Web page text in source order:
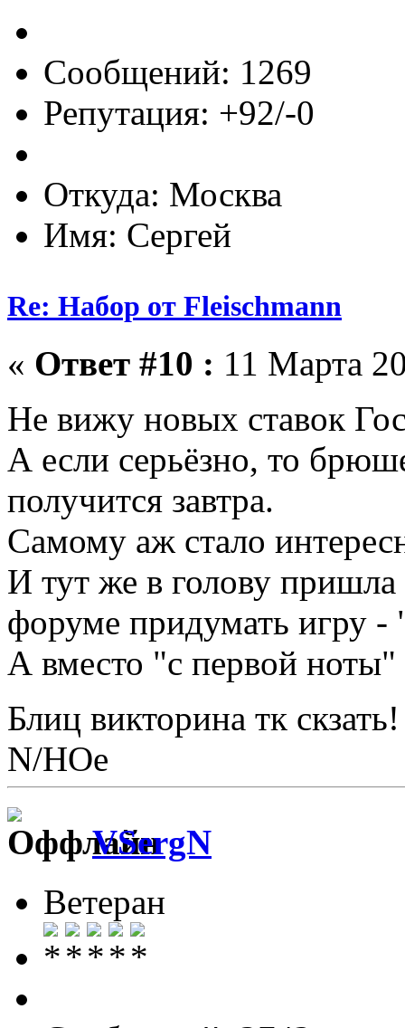
Сообщений: 1269
Репутация: +92/-0
Откуда: Москва
Имя: Сергей
Re: Набор от Fleischmann
« Ответ #10 : 11 Марта
Не вижу новых ставок
А если серьёзно, то
получится завтра.
Самому аж стало
И тут же в голову
форуме придумать игру -
А вместо "с первой
Блиц викторина тк
N/НОе
VSergN
Ветеран